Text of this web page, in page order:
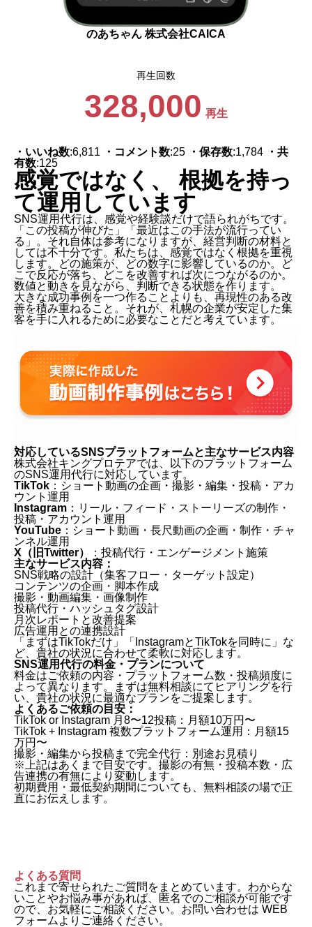
のあちゃん 株式会社CAICA
再生回数
328,000 再生
・いいね数:6,811 ・コメント数:25 ・保存数:1,784
・共
有数:125
感覚ではなく、 根拠を持っ
て運用しています
SNS運用代行は、感覚や経験談だけで語られがちです。
「この投稿が伸びた」「最近はこの手法が流行ってい
る」。それ自体は参考になりますが、経営判断の材料と
しては不十分です。私たちは、感覚ではなく根拠を重視
します。どの施策が、どの数字に影響しているのか。ど
こで反応が落ち、どこを改善すれば次につながるのか。
数値と動きを見ながら、判断できる状態を作ります。
大きな成功事例を一つ作ることよりも、再現性のある改
善を積み重ねること。それが、札幌の企業が安定した集
客を手に入れるために必要なことだと考えています。
対応しているSNSプラットフォームと主なサービス内容
株式会社キングプロテアでは、以下のプラットフォーム
のSNS運用代行に対応しています。
TikTok ：ショート動画の企画・撮影・編集・投稿・アカ
ウント運用
Instagram ：リール・フィード・ストーリーズの制作・
投稿・アカウント運用
YouTube ：ショート動画・長尺動画の企画・制作・チャ
ンネル運用
X（旧Twitter）
：投稿代行・エンゲージメント施策
主なサービス内容：
SNS戦略の設計（集客フロー・ターゲット設定）
コンテンツの企画・脚本作成
撮影・動画編集・画像制作
投稿代行・ハッシュタグ設計
月次レポートと改善提案
広告運用との連携設計
「まずはTikTokだけ」「InstagramとTikTokを同時に」な
ど、貴社の状況に合わせて柔軟に対応します。
SNS運用代行の料金・プランについて
料金はご依頼の内容・プラットフォーム数・投稿頻度に
よって異なります。まずは無料相談にてヒアリングを行
い、貴社の状況に最適なプランをご提案します。
よくあるご依頼の目安：
TikTok or Instagram 月8〜12投稿：月額10万円〜
TikTok + Instagram 複数プラットフォーム運用：月額15
万円〜
撮影・編集から投稿まで完全代行：別途お見積り
※上記はあくまで目安です。撮影の有無・投稿本数・広
告連携の有無により変動します。
初期費用・最低契約期間についても、無料相談の場で正
直にお伝えします。
よくある質問
これまで寄せられたご質問をまとめています。わからな
いことやお悩み事があれば、匿名でのご相談が可能です
ので、お気軽にご相談ください。お問い合わせは WEB
フォームよりご連絡ください。